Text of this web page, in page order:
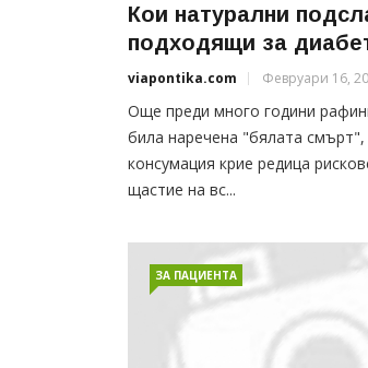
Кои натурални
подходящи за
viapontika.com Февруари 16,
Още преди много години
била наречена "бялата смърт",
консумация крие редица
щастие на вс...
ЗА ПАЦИЕНТА